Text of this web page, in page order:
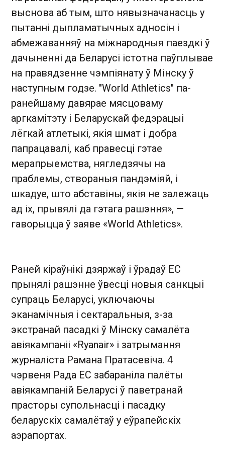
выснова аб тым, што нявызначанасць у
пытанні дыпламатычных адносін і
абмежаванняў на міжнародныя паездкі ў
дачыненні да Беларусі істотна паўплывае
на правядзенне чэмпіянату ў Мінску ў
наступным годзе. "World Athletics" па-
ранейшаму давярае мясцоваму
аргкамітэту і Беларускай федэрацыі
лёгкай атлетыкі, якія шмат і добра
папрацавалі, каб правесці гэтае
мерапрыемства, нягледзячы на
праблемы, створаныя пандэміяй, і
шкадуе, што абставіны, якія не залежаць
ад іх, прывялі да гэтага рашэння», —
гаворыцца ў заяве «World Athletics».
Раней кіраўнікі дзяржаў і ўрадаў ЕС
прынялі рашэнне ўвесці новыя санкцыі
супраць Беларусі, уключаючы
эканамічныя і сектаральныя, з-за
экстранай пасадкі ў Мінску самалёта
авіякампаніі «Ryanair» і затрымання
журналіста Рамана Пратасевіча. 4
чэрвеня Рада ЕС забараніла палёты
авіякампаній Беларусі ў паветранай
прасторы супольнасці і пасадку
беларускіх самалётаў у еўрапейскіх
аэрапортах.